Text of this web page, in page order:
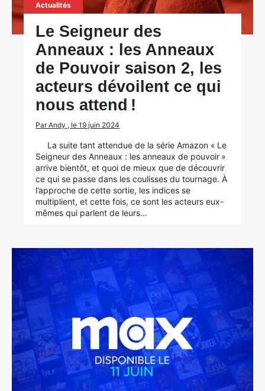
Actualités
Le Seigneur des
Anneaux : les Anneaux
de Pouvoir saison 2, les
acteurs dévoilent ce qui
nous attend !
Par Andy , le 19 juin 2024
La suite tant attendue de la série Amazon « Le
Seigneur des Anneaux : les anneaux de pouvoir »
arrive bientôt, et quoi de mieux que de découvrir
ce qui se passe dans les coulisses du tournage. À
l’approche de cette sortie, les indices se
multiplient, et cette fois, ce sont les acteurs eux-
mêmes qui parlent de leurs…